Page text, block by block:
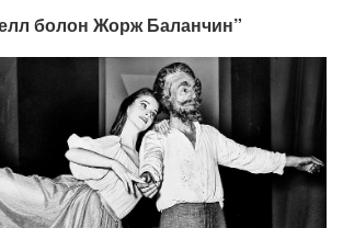
болон Жорж Баланчин”